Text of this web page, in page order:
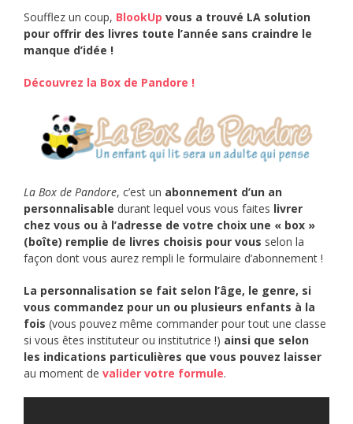
Soufflez un coup, BlookUp vous a trouvé LA solution
pour offrir des livres toute l’année sans craindre le
manque d’idée !
Découvrez la Box de Pandore !
La Box de Pandore, c’est un abonnement d’un an
personnalisable durant lequel vous vous faites livrer
chez vous ou à l’adresse de votre choix une « box »
(boîte) remplie de livres choisis pour vous selon la
façon dont vous aurez rempli le formulaire d’abonnement !
La personnalisation se fait selon l’âge, le genre, si
vous commandez pour un ou plusieurs enfants à la
fois (vous pouvez même commander pour tout une classe
si vous êtes instituteur ou institutrice !) ainsi que selon
les indications particulières que vous pouvez laisser
au moment de valider votre formule.